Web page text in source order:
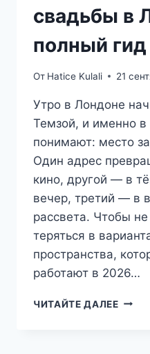
свадьбы в
полный
От Hatice Kulali 21
Утро в Лондоне
Темзой, и именно
понимают: место
Один адрес
кино, другой — в
вечер, третий — в
рассвета. Чтобы
теряться в
пространства,
работают в 2026…
ЧИТАЙТЕ ДАЛЕЕ30